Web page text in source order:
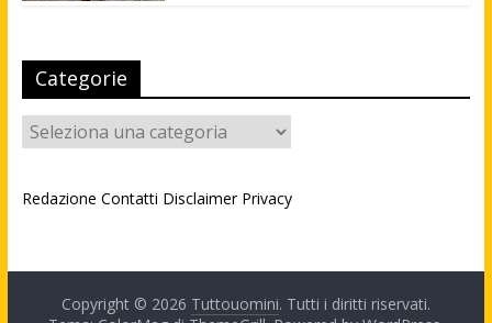
Categorie
Categorie
Redazione Contatti Disclaimer Privacy
Copyright © 2026 Tuttouomini. Tutti i diritti riservati.